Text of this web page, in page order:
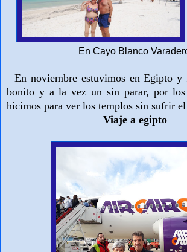
En Cayo Blanco
En noviembre estuvimos en Egipto
bonito y a la vez un sin parar, por los
hicimos para ver los templos sin sufrir
Viaje a egipto